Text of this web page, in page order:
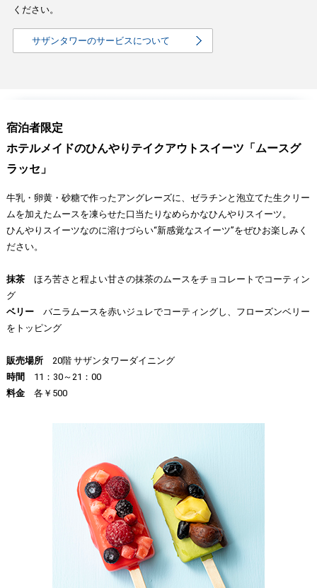
ください。
サザンタワーのサービスについて
宿泊者限定
ホテルメイドのひんやりテイクアウトスイーツ「ムースグ
ラッセ」
牛乳・卵黄・砂糖で作ったアングレーズに、ゼラチンと泡立てた生クリー
ムを加えたムースを凍らせた口当たりなめらかなひんやりスイーツ。
ひんやりスイーツなのに溶けづらい“新感覚なスイーツ”をぜひお楽しみく
ださい。
抹茶ほろ苦さと程よい甘さの抹茶のムースをチョコレートでコーティン
グ
ベリーバニラムースを赤いジュレでコーティングし、フローズンベリー
をトッピング
販売場所20階 サザンタワーダイニング
時間
11：30～21：00
料金各￥500